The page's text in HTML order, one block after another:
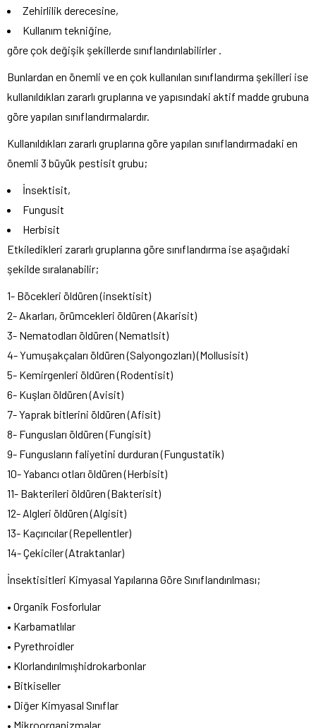
Zehirlilik derecesine,
Kullanım tekniğine,
göre çok değişik şekillerde sınıflandırılabilirler .
Bunlardan en önemli ve en çok kullanılan sınıflandırma şekilleri ise
kullanıldıkları zararlı gruplarına ve yapısındaki aktif madde grubuna
göre yapılan sınıflandırmalardır.
Kullanıldıkları zararlı gruplarına göre yapılan sınıflandırmadaki en
önemli 3 büyük pestisit grubu;
İnsektisit,
Fungusit
Herbisit
Etkiledikleri zararlı gruplarına göre sınıflandırma ise aşağıdaki
şekilde sıralanabilir;
1- Böcekleri öldüren (insektisit)
2- Akarları, örümcekleri öldüren (Akarisit)
3- Nematodları öldüren (Nematlsit)
4- Yumuşakçaları öldüren (Salyongozları) (Mollusisit)
5- Kemirgenleri öldüren (Rodentisit)
6- Kuşları öldüren (Avisit)
7- Yaprak bitlerini öldüren (Afisit)
8- Fungusları öldüren (Fungisit)
9- Fungusların faliyetini durduran (Fungustatik)
10- Yabancı otları öldüren (Herbisit)
11- Bakterileri öldüren (Bakterisit)
12- Algleri öldüren (Algisit)
13- Kaçırıcılar (Repellentler)
14- Çekiciler (Atraktanlar)
İnsektisitleri Kimyasal Yapılarına Göre Sınıflandırılması;
• Organik Fosforlular
• Karbamatlılar
• Pyrethroidler
• Klorlandırılmışhidrokarbonlar
• Bitkiseller
• Diğer Kimyasal Sınıflar
• Mikroorganizmalar